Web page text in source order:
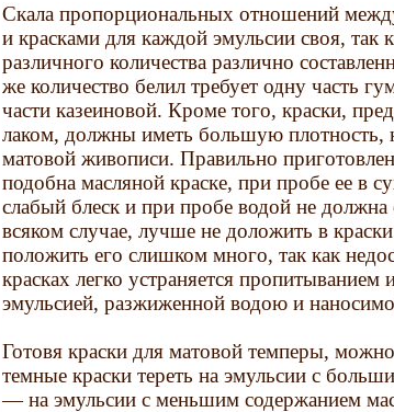
Скала пропорциональных отношений
и красками для каждой эмульсии своя, так
различного количества различно
же количество белил требует одну часть
части казеиновой. Кроме того, краски,
лаком, должны иметь большую плотность,
матовой живописи. Правильно
подобна масляной краске, при пробе ее в
слабый блеск и при пробе водой не
всяком случае, лучше не доложить в
положить его слишком много, так как
красках легко устраняется
эмульсией, разжиженной водою и
Готовя краски для матовой темперы,
темные краски тереть на эмульсии с
— на эмульсии с меньшим содержанием